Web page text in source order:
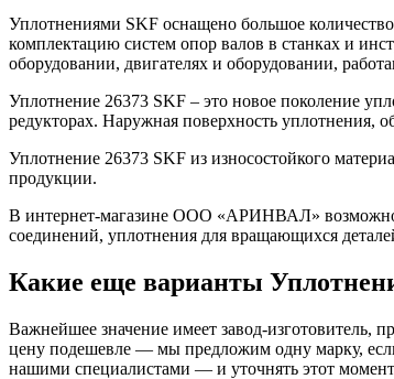
Уплотнениями SKF оснащено большое
комплектацию систем опор валов в станках и
оборудовании, двигателях и оборудовании,
Уплотнение 26373 SKF – это новое поколение
редукторах. Наружная поверхность уплотнения,
Уплотнение 26373 SKF из износостойкого
продукции.
В интернет-магазине ООО «АРИНВАЛ» возможно
соединений, уплотнения для вращающихся
Какие еще варианты
Важнейшее значение имеет завод-изготовитель,
цену подешевле — мы предложим одну марку,
нашими специалистами — и уточнять этот